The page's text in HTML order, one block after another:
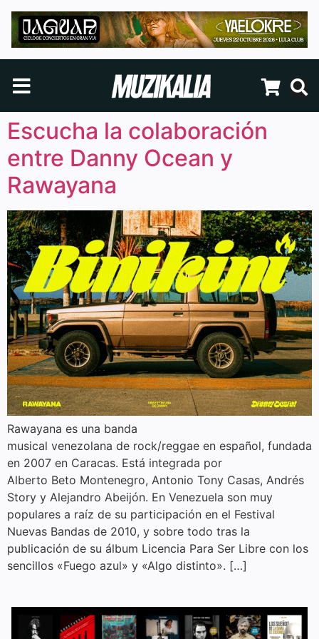
Escucha la colaboración
entre Danny Ocean y
Rawayana
Rawayana es una banda
musical venezolana de rock/reggae en español, fundada
en 2007 en Caracas. Está integrada por
Alberto Beto Montenegro, Antonio Tony Casas, Andrés
Story y Alejandro Abeijón. En Venezuela son muy
populares a raíz de su participación en el Festival
Nuevas Bandas de 2010, y sobre todo tras la
publicación de su álbum Licencia Para Ser Libre con los
sencillos «Fuego azul» y «Algo distinto». […]